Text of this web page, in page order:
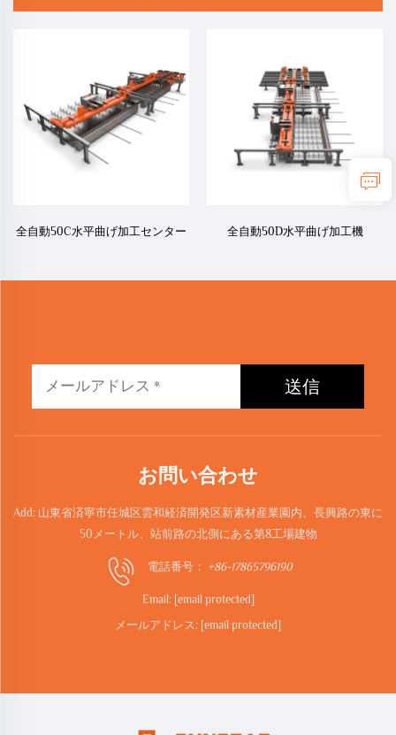
全自動50C水平曲げ加工センター 全自動50D水平曲げ加工機
送信
お問い合わせ
Add: 山東省済寧市任城区雲和経済開発区新素材産業園内、長興路の東に
50メートル、站前路の北側にある第8工場建物
電話番号： +86-17865796190
Email: [email protected]
メールアドレス: [email protected]